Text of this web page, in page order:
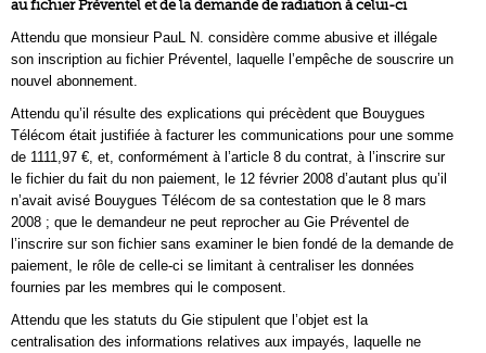
au fichier Préventel et de la demande de radiation à celui-ci
Attendu que monsieur PauL N. considère comme abusive et illégale
son inscription au fichier Préventel, laquelle l’empêche de souscrire un
nouvel abonnement.
Attendu qu’il résulte des explications qui précèdent que Bouygues
Télécom était justifiée à facturer les communications pour une somme
de 1111,97 €, et, conformément à l’article 8 du contrat, à l’inscrire sur
le fichier du fait du non paiement, le 12 février 2008 d’autant plus qu’il
n’avait avisé Bouygues Télécom de sa contestation que le 8 mars
2008 ; que le demandeur ne peut reprocher au Gie Préventel de
l’inscrire sur son fichier sans examiner le bien fondé de la demande de
paiement, le rôle de celle-ci se limitant à centraliser les données
fournies par les membres qui le composent.
Attendu que les statuts du Gie stipulent que l’objet est la
centralisation des informations relatives aux impayés, laquelle ne